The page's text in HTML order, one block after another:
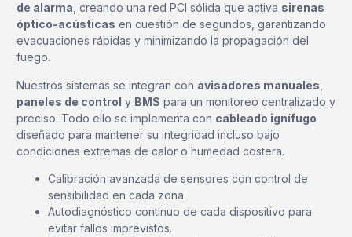
de alarma , creando una red PCI sólida que activa sirenas
óptico-acústicas en cuestión de segundos, garantizando
evacuaciones rápidas y minimizando la propagación del
fuego.
Nuestros sistemas se integran con avisadores manuales
paneles de control y BMS para un monitoreo centralizado y
preciso. Todo ello se implementa con cableado ignífugo
diseñado para mantener su integridad incluso bajo
condiciones extremas de calor o humedad costera.
Calibración avanzada de sensores con control de
sensibilidad en cada zona.
Autodiagnóstico continuo de cada dispositivo para
evitar fallos imprevistos.